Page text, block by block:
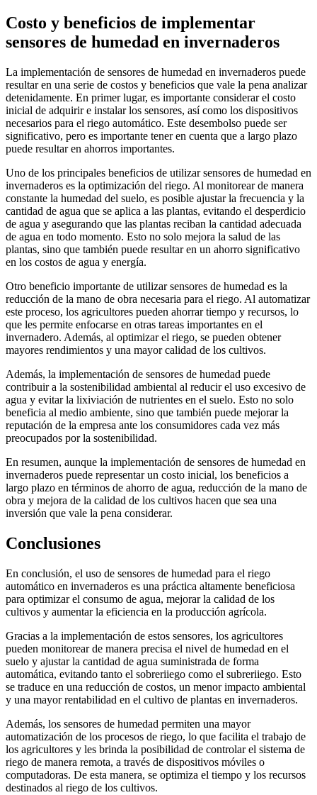
Costo y beneficios de implementar
sensores de humedad en invernaderos
La implementación de sensores de humedad en invernaderos puede
resultar en una serie de costos y beneficios que vale la pena analizar
detenidamente. En primer lugar, es importante considerar el costo
inicial de adquirir e instalar los sensores, así como los dispositivos
necesarios para el riego automático. Este desembolso puede ser
significativo, pero es importante tener en cuenta que a largo plazo
puede resultar en ahorros importantes.
Uno de los principales beneficios de utilizar sensores de humedad en
invernaderos es la optimización del riego. Al monitorear de manera
constante la humedad del suelo, es posible ajustar la frecuencia y la
cantidad de agua que se aplica a las plantas, evitando el desperdicio
de agua y asegurando que las plantas reciban la cantidad adecuada
de agua en todo momento. Esto no solo mejora la salud de las
plantas, sino que también puede resultar en un ahorro significativo
en los costos de agua y energía.
Otro beneficio importante de utilizar sensores de humedad es la
reducción de la mano de obra necesaria para el riego. Al automatizar
este proceso, los agricultores pueden ahorrar tiempo y recursos, lo
que les permite enfocarse en otras tareas importantes en el
invernadero. Además, al optimizar el riego, se pueden obtener
mayores rendimientos y una mayor calidad de los cultivos.
Además, la implementación de sensores de humedad puede
contribuir a la sostenibilidad ambiental al reducir el uso excesivo de
agua y evitar la lixiviación de nutrientes en el suelo. Esto no solo
beneficia al medio ambiente, sino que también puede mejorar la
reputación de la empresa ante los consumidores cada vez más
preocupados por la sostenibilidad.
En resumen, aunque la implementación de sensores de humedad en
invernaderos puede representar un costo inicial, los beneficios a
largo plazo en términos de ahorro de agua, reducción de la mano de
obra y mejora de la calidad de los cultivos hacen que sea una
inversión que vale la pena considerar.
Conclusiones
En conclusión, el uso de sensores de humedad para el riego
automático en invernaderos es una práctica altamente beneficiosa
para optimizar el consumo de agua, mejorar la calidad de los
cultivos y aumentar la eficiencia en la producción agrícola.
Gracias a la implementación de estos sensores, los agricultores
pueden monitorear de manera precisa el nivel de humedad en el
suelo y ajustar la cantidad de agua suministrada de forma
automática, evitando tanto el sobreriiego como el subreriiego. Esto
se traduce en una reducción de costos, un menor impacto ambiental
y una mayor rentabilidad en el cultivo de plantas en invernaderos.
Además, los sensores de humedad permiten una mayor
automatización de los procesos de riego, lo que facilita el trabajo de
los agricultores y les brinda la posibilidad de controlar el sistema de
riego de manera remota, a través de dispositivos móviles o
computadoras. De esta manera, se optimiza el tiempo y los recursos
destinados al riego de los cultivos.